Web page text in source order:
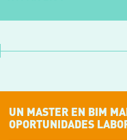
UN MASTER EN BIM
OPORTUNIDADES